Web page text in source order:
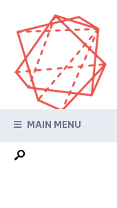
MAIN MENU